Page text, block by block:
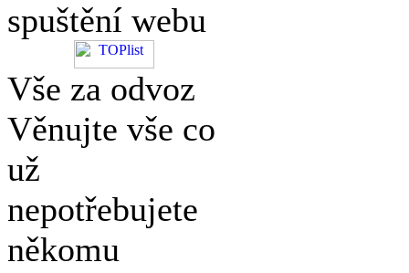
spuštění webu
Vše za odvoz
Věnujte vše co
už
nepotřebujete
někomu